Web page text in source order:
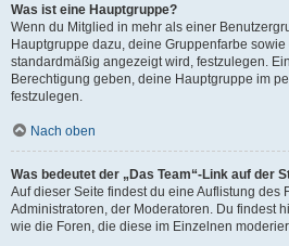
Was ist eine Hauptgruppe?
Wenn du Mitglied in mehr als einer
Hauptgruppe dazu, deine Gruppenfarbe
standardmäßig angezeigt wird, festzulegen.
Berechtigung geben, deine Hauptgruppe im
festzulegen.
Nach oben
Was bedeutet der „Das Team“-Link auf der
Auf dieser Seite findest du eine Auflistung des
Administratoren, der Moderatoren. Du findest
wie die Foren, die diese im Einzelnen